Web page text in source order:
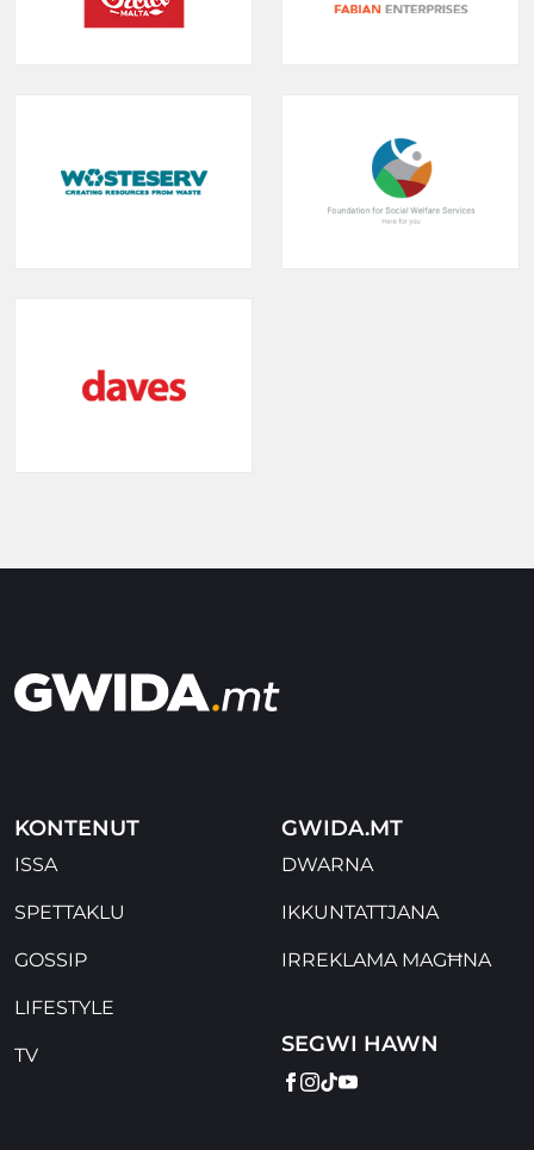
KONTENUT
ISSA
SPETTAKLU
GOSSIP
LIFESTYLE
TV
GWIDA.MT
DWARNA
IKKUNTATTJANA
IRREKLAMA MAGĦNA
SEGWI HAWN
FACEBOOK
INSTAGRAM
TIKTOK
YOUTUBE